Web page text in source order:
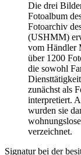
Die drei
Fotoalbum
Fotoarchiv
(USHMM)
vom Händler
über 1200
die sowohl
zunächst als
interpretiert.
wurden sie
verzeichnet.
Signatur bei der